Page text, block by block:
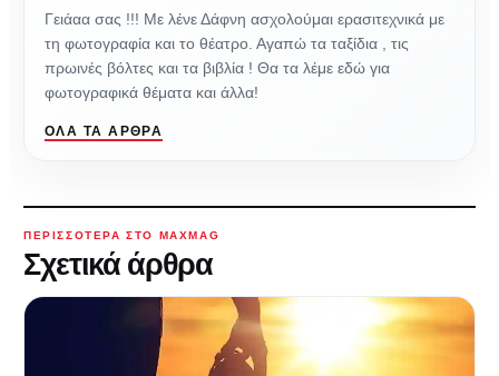
Γειάαα σας !!! Με λένε Δάφνη ασχολούμαι ερασιτεχνικά με
τη φωτογραφία και το θέατρο. Αγαπώ τα ταξίδια , τις
πρωινές βόλτες και τα βιβλία ! Θα τα λέμε εδώ για
φωτογραφικά θέματα και άλλα!
ΌΛΑ ΤΑ ΆΡΘΡΑ
ΠΕΡΙΣΣΌΤΕΡΑ ΣΤΟ MAXMAG
Σχετικά άρθρα